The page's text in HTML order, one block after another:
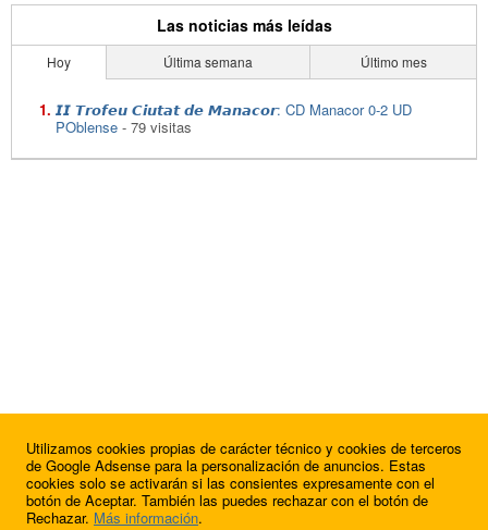
Las noticias más leídas
Hoy Última semana Último mes
𝙄𝙄 𝙏𝙧𝙤𝙛𝙚𝙪 𝘾𝙞𝙪𝙩𝙖𝙩 𝙙𝙚 𝙈𝙖𝙣𝙖𝙘𝙤𝙧: CD Manacor 0-2 UD
POblense - 79 visitas
Utilizamos cookies propias de carácter técnico y cookies de terceros
de Google Adsense para la personalización de anuncios. Estas
cookies solo se activarán si las consientes expresamente con el
botón de Aceptar. También las puedes rechazar con el botón de
Rechazar. Más información.